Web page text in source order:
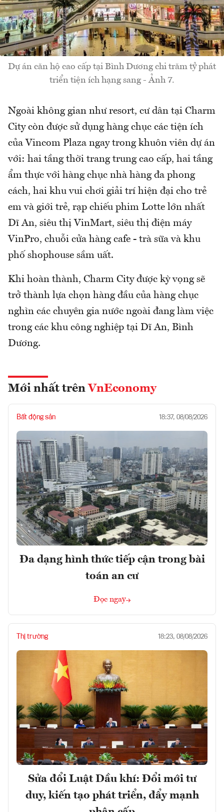
Dự án căn hộ cao cấp tại Bình Dương chi trăm tỷ phát
triển tiện ích hạng sang - Ảnh 7.
Ngoài không gian như resort, cư dân tại Charm
City còn được sử dụng hàng chục các tiện ích
của Vincom Plaza ngay trong khuôn viên dự án
với: hai tầng thời trang trung cao cấp, hai tầng
ẩm thực với hàng chục nhà hàng đa phong
cách, hai khu vui chơi giải trí hiện đại cho trẻ
em và giới trẻ, rạp chiếu phim Lotte lớn nhất
Dĩ An, siêu thị VinMart, siêu thị điện máy
VinPro, chuỗi cửa hàng cafe - trà sữa và khu
phố shophouse sầm uất.
Khi hoàn thành, Charm City được kỳ vọng sẽ
trở thành lựa chọn hàng đầu của hàng chục
nghìn các chuyên gia nước ngoài đang làm việc
trong các khu công nghiệp tại Dĩ An, Bình
Dương.
Mới nhất trên VnEconomy
Bất động sản 18:37, 08/08/2026
Đa dạng hình thức tiếp cận trong bài
toán an cư
Đọc ngay
Thị trường 18:23, 08/08/2026
Sửa đổi Luật Dầu khí: Đổi mới tư
duy, kiến tạo phát triển, đẩy mạnh